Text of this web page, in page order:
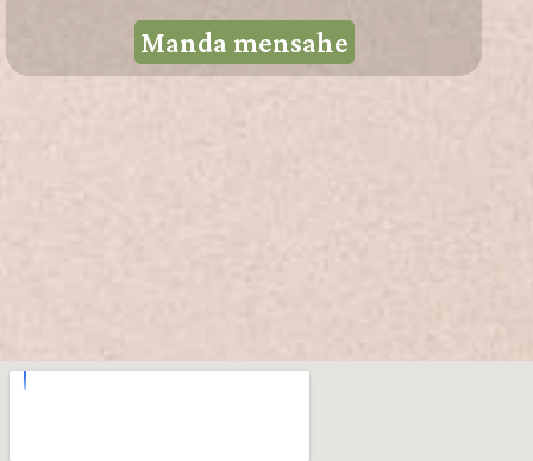
Manda mensahe